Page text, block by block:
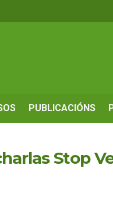
PUBLICACIÓNS
Stop